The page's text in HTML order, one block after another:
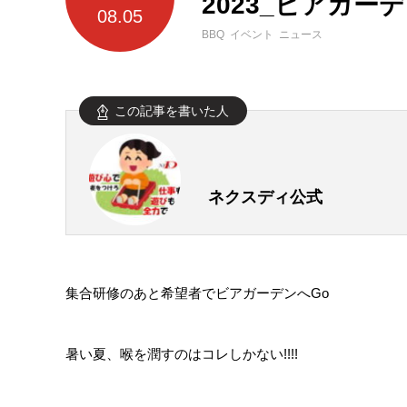
08.05
BBQ イベント ニュース
この記事を書いた人
ネクスディ公式
集合研修のあと希望者でビアガーデンへGo
暑い夏、喉を潤すのはコレしかない!!!!